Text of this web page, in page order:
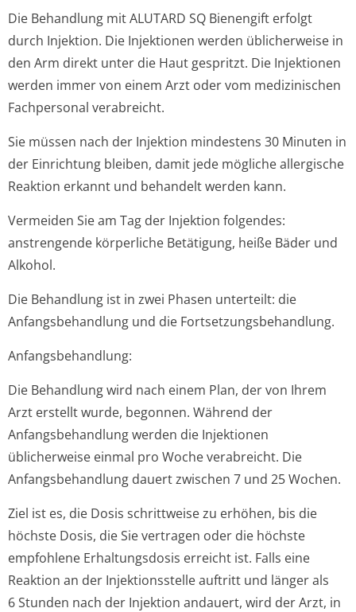
Die Behandlung mit ALUTARD SQ Bienengift erfolgt
durch Injektion. Die Injektionen werden üblicherweise in
den Arm direkt unter die Haut gespritzt. Die Injektionen
werden immer von einem Arzt oder vom medizinischen
Fachpersonal verabreicht.
Sie müssen nach der Injektion mindestens 30 Minuten in
der Einrichtung bleiben, damit jede mögliche allergische
Reaktion erkannt und behandelt werden kann.
Vermeiden Sie am Tag der Injektion folgendes:
anstrengende körperliche Betätigung, heiße Bäder und
Alkohol.
Die Behandlung ist in zwei Phasen unterteilt: die
Anfangsbehandlung und die Fortsetzungsbe­handlung.
Anfangsbehandlun­g:
Die Behandlung wird nach einem Plan, der von Ihrem
Arzt erstellt wurde, begonnen. Während der
Anfangsbehandlung werden die Injektionen
üblicherweise einmal pro Woche verabreicht. Die
Anfangsbehandlung dauert zwischen 7 und 25 Wochen.
Ziel ist es, die Dosis schrittweise zu erhöhen, bis die
höchste Dosis, die Sie vertragen oder die höchste
empfohlene Erhaltungsdosis erreicht ist. Falls eine
Reaktion an der Injektionsstelle auftritt und länger als
6 Stunden nach der Injektion andauert, wird der Arzt, in